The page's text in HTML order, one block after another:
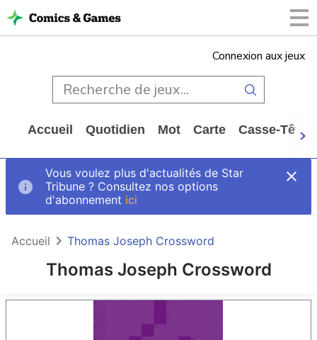
Connexion aux jeux
Accueil Quotidien Mot Carte Casse-Tête
Vous voulez plus d'actualités de Star
Tribune ? Consultez nos options
d'abonnement ici
Thomas Joseph Crossword
Accueil Thomas Joseph Crossword